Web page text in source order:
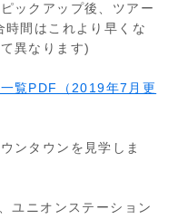
ックアップ後、ツアー
時間はこれより早くな
異なります)
覧PDF（2019年7月更
ンタウンを見学しま
ユニオンステーション